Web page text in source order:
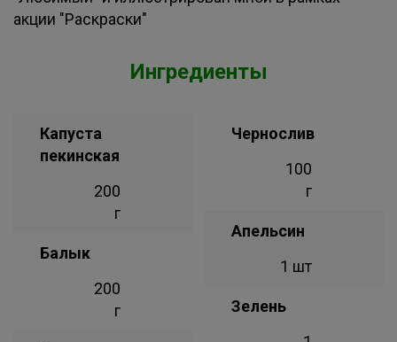
акции "Раскраски"
Ингредиенты
Капуста
пекинская
200
г
Балык
200
г
Чернослив
100
г
Апельсин
1 шт
Зелень